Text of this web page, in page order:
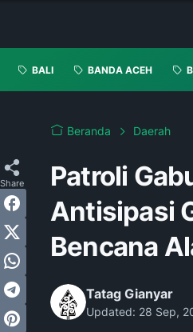
BALI BANDA ACEH
Beranda Daerah
Patroli
Antisipasi
Bencana
Tatag Gianyar
Updated: 28 Sep,